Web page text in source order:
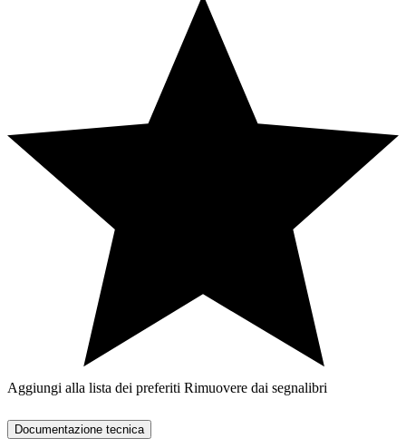
Aggiungi alla lista dei preferiti Rimuovere dai segnalibri
Documentazione tecnica